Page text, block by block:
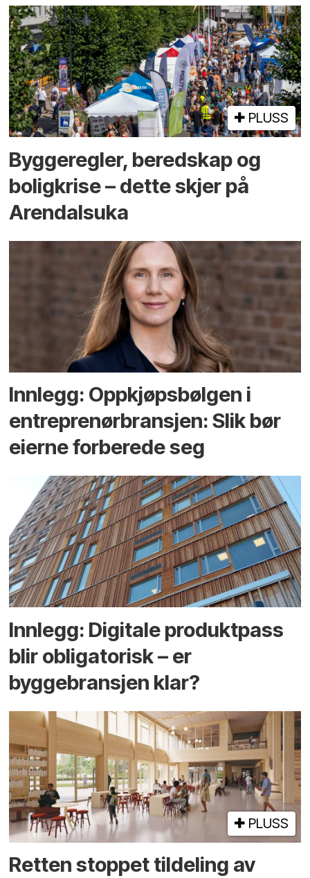
PLUSS
Bygge­regler, beredskap og
bolig­krise – dette skjer på
Arendals­uka
Innlegg: Oppkjøps­bølgen i
entreprenør­bransjen: Slik bør
eierne forberede seg
Innlegg: Digitale produktpass
blir obligatorisk – er
byggebransjen klar?
PLUSS
Retten stoppet tildeling av